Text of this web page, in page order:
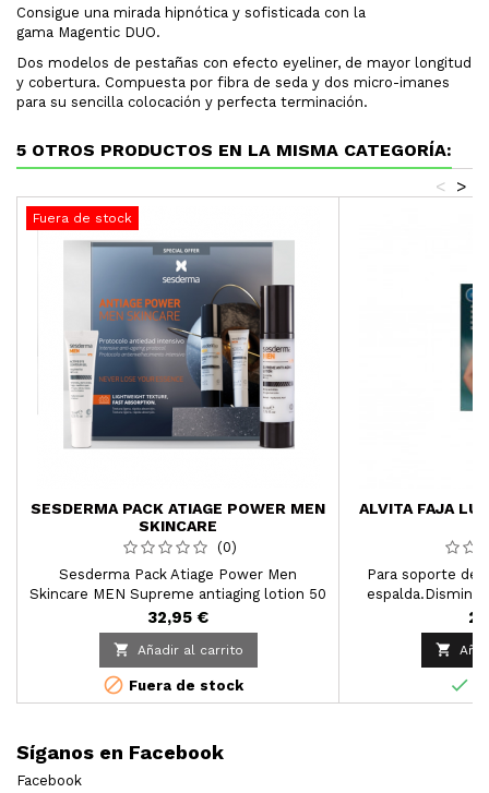
Consigue una mirada hipnótica y sofisticada con la
gama Magentic DUO.
Dos modelos de pestañas con efecto eyeliner, de mayor longitud
y cobertura. Compuesta por fibra de seda y dos micro-imanes
para su sencilla colocación y perfecta terminación.
5 OTROS PRODUCTOS EN LA MISMA CATEGORÍA:
>
<
Fuera de stock
SESDERMA PACK ATIAGE POWER MEN
SKINCARE
(0)
Sesderma Pack Atiage Power Men
Skincare MEN Supreme antiaging lotion 50
ml + MEN Active eye contour gel 15 ml
32,95 €
 Añadir al carrito
 Fuera de stock
ALVITA FAJA
Para soporte de


Síganos en Facebook
Facebook